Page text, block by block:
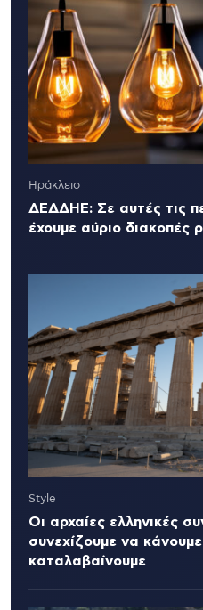
Ηράκλειο
ΔΕΔΔΗΕ: Σε αυτές τις
έχουμε αύριο διακοπές
Style
Οι αρχαίες ελληνικές
συνεχίζουμε να
καταλαβαίνουμε